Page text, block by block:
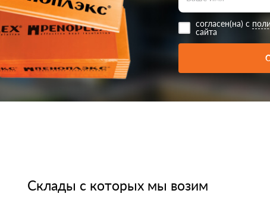
согласен(на) с
сайта
Склады с которых мы возим